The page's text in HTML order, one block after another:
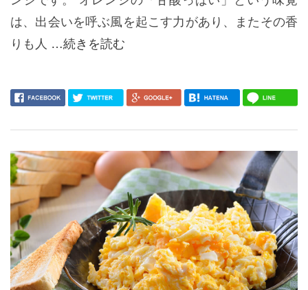
は、出会いを呼ぶ風を起こす力があり、またその香
りも人 …続きを読む